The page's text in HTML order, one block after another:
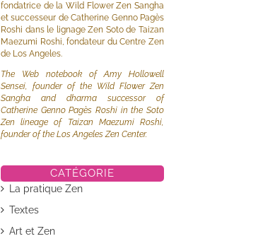
fondatrice de la Wild Flower Zen Sangha
et successeur de Catherine Genno Pagès
Roshi dans le lignage Zen Soto de Taizan
Maezumi Roshi, fondateur du Centre Zen
de Los Angeles.
The Web notebook of Amy Hollowell
Sensei, founder of the Wild Flower Zen
Sangha and dharma successor of
Catherine Genno Pagès Roshi in the Soto
Zen lineage of Taizan Maezumi Roshi,
founder of the Los Angeles Zen Center.
CATÉGORIE
La pratique Zen
Textes
Art et Zen